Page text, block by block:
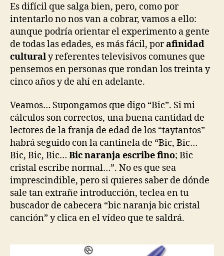
Es difícil que salga bien, pero, como por
intentarlo no nos van a cobrar, vamos a ello:
aunque podría orientar el experimento a gente
de todas las edades, es más fácil, porafinidad
culturaly referentes televisivos comunes que
pensemos en personas que rondan los treinta y
cinco años y de ahí en adelante.
Veamos… Supongamos que digo “Bic”. Si mi
cálculos son correctos, una buena cantidad de
lectores de la franja de edad de los “taytantos”
habrá seguido con la cantinela de “Bic, Bic…
Bic, Bic, Bic… Bic naranja escribe fino; Bic
cristal escribe normal…”. No es que sea
imprescindible, pero si quieres saber de dónde
sale tan extrañe introducción, teclea en tu
buscador de cabecera “bic naranja bic cristal
canción” y clica en el vídeo que te saldrá.